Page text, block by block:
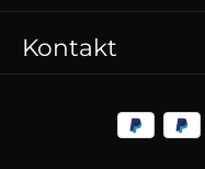
Kontakt